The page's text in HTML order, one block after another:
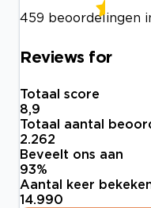
459 beoordelingen
Reviews for
Totaal score
8,9
Totaal aantal
2.262
Beveelt ons aan
93%
Aantal keer
14.990